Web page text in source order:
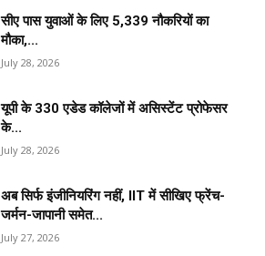
सीए पास युवाओं के लिए 5,339 नौकरियों का
मौका,...
July 28, 2026
यूपी के 330 एडेड कॉलेजों में असिस्टेंट प्रोफेसर
के...
July 28, 2026
अब सिर्फ इंजीनियरिंग नहीं, IIT में सीखिए फ्रेंच-
जर्मन-जापानी समेत...
July 27, 2026